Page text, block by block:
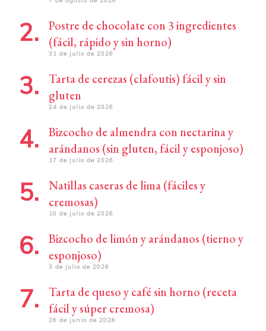
Postre de chocolate con 3 ingredientes
(fácil, rápido y sin horno)
31 de julio de 2026
Tarta de cerezas (clafoutis) fácil y sin
gluten
24 de julio de 2026
Bizcocho de almendra con nectarina y
arándanos (sin gluten, fácil y esponjoso)
17 de julio de 2026
Natillas caseras de lima (fáciles y
cremosas)
10 de julio de 2026
Bizcocho de limón y arándanos (tierno y
esponjoso)
3 de julio de 2026
Tarta de queso y café sin horno (receta
fácil y súper cremosa)
26 de junio de 2026